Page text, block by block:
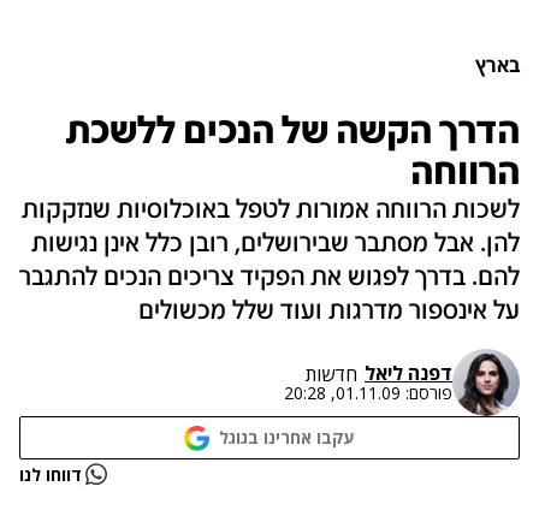
בארץ
הדרך הקשה של הנכים ללשכת
הרווחה
לשכות הרווחה אמורות לטפל באוכלוסיות שנזקקות
להן. אבל מסתבר שבירושלים, רובן כלל אינן נגישות
להם. בדרך לפגוש את הפקיד צריכים הנכים להתגבר
על אינספור מדרגות ועוד שלל מכשולים
דפנה ליאל חדשות
פורסם: 01.11.09, 20:28
עקבו אחרינו בגוגל
נתקלנו בבעיה דווחו לנו